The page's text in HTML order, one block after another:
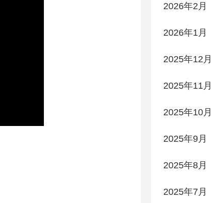
2026年2月
2026年1月
2025年12月
2025年11月
2025年10月
2025年9月
2025年8月
2025年7月